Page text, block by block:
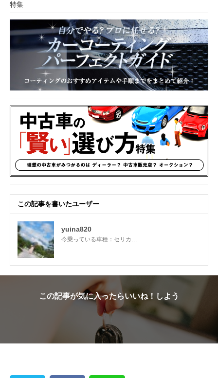
特集
この記事を書いたユーザー
yuina820
今乗っている車種：セリカ…
この記事が気に入ったらいいね！しよう